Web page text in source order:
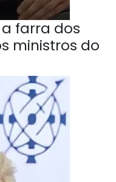
farra dos
ministros do